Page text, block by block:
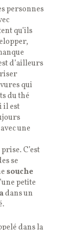
personnes
qu’ils
d’ailleurs
qui
du thé
il est
une
C’est
se
souche
petite
dans un
dans la